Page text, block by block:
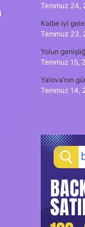
Temmuz 24,
Kalbe iyi
Temmuz 23,
Yolun
Temmuz 15,
Yalova’nın
Temmuz 14,